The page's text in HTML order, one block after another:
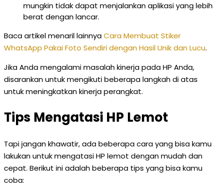
mungkin tidak dapat menjalankan aplikasi yang lebih
berat dengan lancar.
Baca artikel menaril lainnyaCara Membuat Stiker
WhatsApp Pakai Foto Sendiri dengan Hasil Unik dan Lucu.
Jika Anda mengalami masalah kinerja pada HP Anda,
disarankan untuk mengikuti beberapa langkah di atas
untuk meningkatkan kinerja perangkat.
Tips Mengatasi HP Lemot
Tapi jangan khawatir, ada beberapa cara yang bisa kamu
lakukan untuk mengatasi HP lemot dengan mudah dan
cepat. Berikut ini adalah beberapa tips yang bisa kamu
coba: